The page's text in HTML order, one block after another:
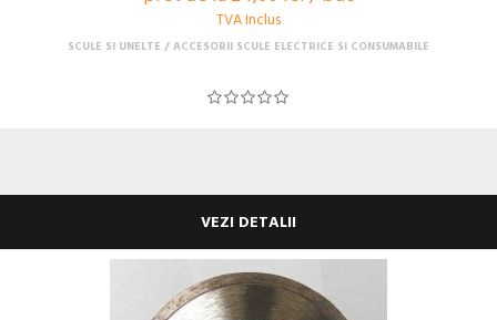
TVA Inclus
SCULE SI UNELTE ACCESORII SCULE ELECTRICE SI CONSUMABILE
VEZI DETALII